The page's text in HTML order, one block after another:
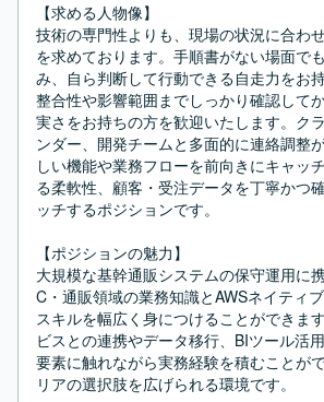
【求める人物像】
技術の専門性よりも、現場の状況に合わ
を求めております。手順書がない場面で
み、自ら判断して行動できる自走力をお
整合性や影響範囲までしっかり確認して
実さをお持ちの方を歓迎いたします。ク
ンダー、開発チームと多面的に連絡調整
しい機能や業務フローを前向きにキャッ
る柔軟性、顧客・受注データを丁寧かつ
ッチするポジションです。
【ポジションの魅力】
大規模な基幹通販システムの保守運用に
C・通販領域の業務知識とAWSネイティ
スキルを幅広く身につけることができま
ビスとの連携やデータ移行、BIツール活
要素に触れながら実務経験を積むことが
リアの選択肢を広げられる環境です。